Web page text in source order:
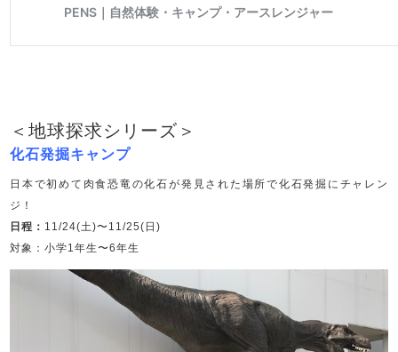
＜地球探求シリーズ＞
化石発掘キャンプ
日本で初めて肉食恐竜の化石が発見された場所で化石発掘にチャレン
ジ！
日程： 11/24(土)〜11/25(日)
対象：小学1年生〜6年生